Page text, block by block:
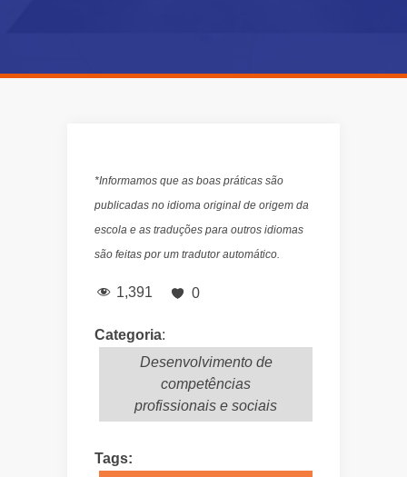
*Informamos que as boas práticas são
publicadas no idioma original de origem da
escola e as traduções para outros idiomas
são feitas por um tradutor automático.
1,391 0
Categoria:
Desenvolvimento de
competências
profissionais e sociais
Tags: